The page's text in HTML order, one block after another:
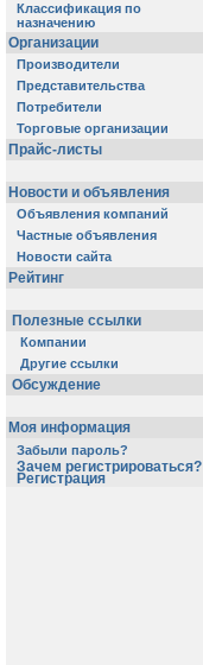
Классификация по
назначению
Организации
Производители
Представительства
Потребители
Торговые организации
Прайс-листы
Новости и объявления
Объявления компаний
Частные объявления
Новости сайта
Рейтинг
Полезные ссылки
Компании
Другие ссылки
Обсуждение
Моя информация
Забыли пароль?
Зачем регистрироваться?
Регистрация